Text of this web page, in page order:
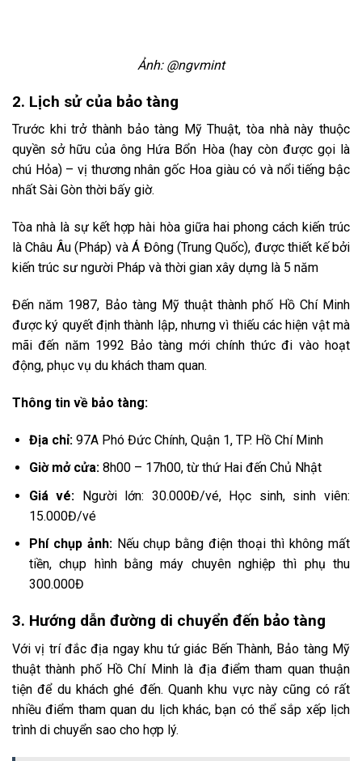
Ảnh: @ngvmint
2. Lịch sử của bảo tàng
Trước khi trở thành bảo tàng Mỹ Thuật, tòa nhà này thuộc
quyền sở hữu của ông Hứa Bổn Hòa (hay còn được gọi là
chú Hỏa) – vị thương nhân gốc Hoa giàu có và nổi tiếng bậc
nhất Sài Gòn thời bấy giờ.
Tòa nhà là sự kết hợp hài hòa giữa hai phong cách kiến trúc
là Châu Âu (Pháp) và Á Đông (Trung Quốc), được thiết kế bởi
kiến trúc sư người Pháp và thời gian xây dựng là 5 năm
Đến năm 1987, Bảo tàng Mỹ thuật thành phố Hồ Chí Minh
được ký quyết định thành lập, nhưng vì thiếu các hiện vật mà
mãi đến năm 1992 Bảo tàng mới chính thức đi vào hoạt
động, phục vụ du khách tham quan.
Thông tin về bảo tàng:
Địa chỉ:97A Phó Đức Chính, Quận 1, TP. Hồ Chí Minh
Giờ mở cửa:8h00 – 17h00, từ thứ Hai đến Chủ Nhật
Giá vé: Người lớn: 30.000Đ/vé, Học sinh, sinh viên:
15.000Đ/vé
Phí chụp ảnh:Nếu chụp bằng điện thoại thì không mất
tiền, chụp hình bằng máy chuyên nghiệp thì phụ thu
300.000Đ
3. Hướng dẫn đường di chuyển đến bảo tàng
Với vị trí đắc địa ngay khu tứ giác Bến Thành, Bảo tàng Mỹ
thuật thành phố Hồ Chí Minh là địa điểm tham quan thuận
tiện để du khách ghé đến. Quanh khu vực này cũng có rất
nhiều điểm tham quan du lịch khác, bạn có thể sắp xếp lịch
trình di chuyển sao cho hợp lý.